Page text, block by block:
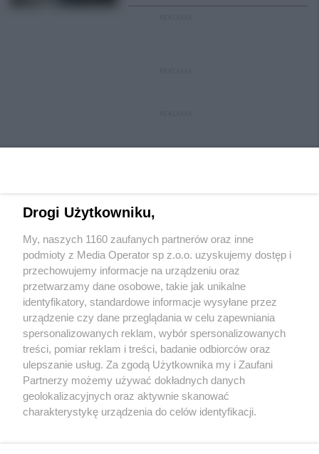
Wydawca mediówlokalnych
Nie zapomnij
zapoznać się z:
polityką prywatności regulamin korzystania z portali
Twojemiasto
Piekary Śląskie
Chorzów
Tarnowskie Góry
Skontakuj sięz nami
Kontakt
Wydawca
Redakcja
Drogi Użytkowniku,
My, naszych 1160 zaufanych partnerów oraz inne
podmioty z Media Operator sp z.o.o. uzyskujemy dostęp i
przechowujemy informacje na urządzeniu oraz
przetwarzamy dane osobowe, takie jak unikalne
identyfikatory, standardowe informacje wysyłane przez
urządzenie czy dane przeglądania w celu zapewniania
spersonalizowanych reklam, wybór spersonalizowanych
treści, pomiar reklam i treści, badanie odbiorców oraz
ulepszanie usług. Za zgodą Użytkownika my i Zaufani
Partnerzy możemy używać dokładnych danych
geolokalizacyjnych oraz aktywnie skanować
charakterystykę urządzenia do celów identyfikacji.